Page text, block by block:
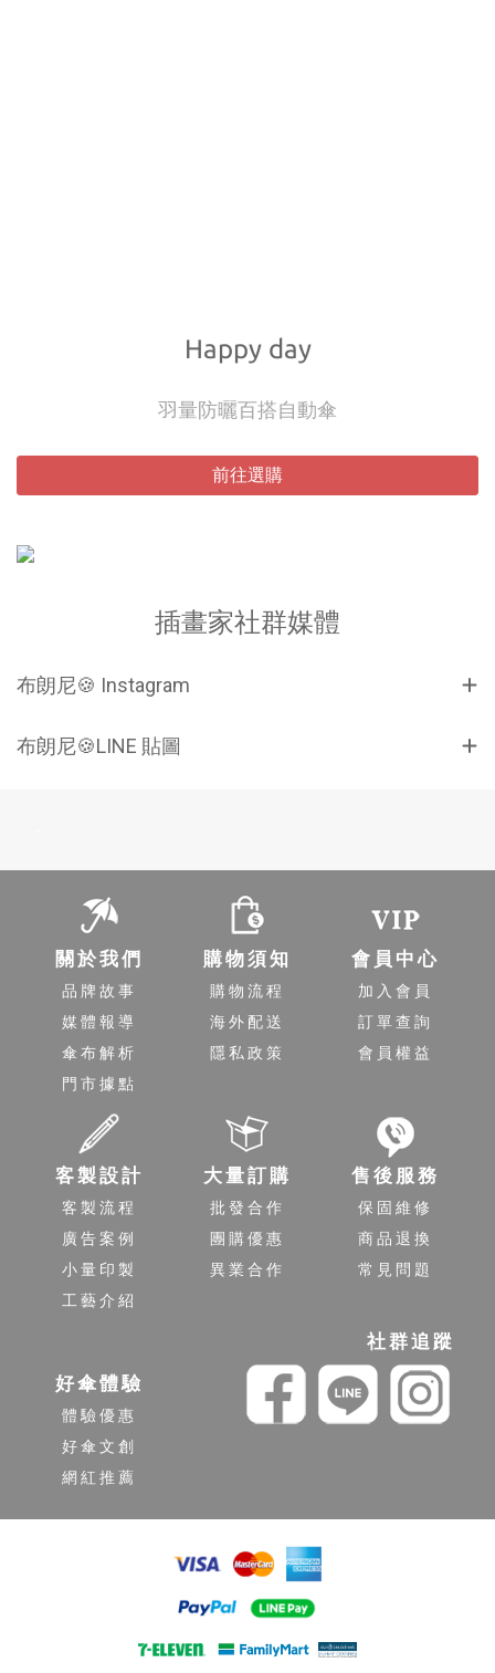
Happy day
羽量防曬百搭自動傘
前往選購
插畫家社群媒體
布朗尼🍪 Instagram
布朗尼🍪LINE 貼圖
關於我們
品牌故事
媒體報導
傘布解析
門市據點
購物須知
購物流程
海外配送
隱私政策
會員中心
加入會員
訂單查詢
會員權益
客製設計
客製流程
廣告案例
小量印製
工藝介紹
大量訂購
批發合作
團購優惠
異業合作
售後服務
保固維修
商品退換
常見問題
好傘體驗
體驗優惠
好傘文創
網紅推薦
社群追蹤